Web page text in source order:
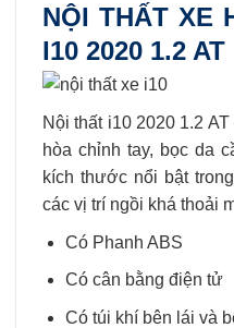
NỘI THẤT XE
I10 2020 1.2 AT
Nội thất i10 2020 1.2
hòa chỉnh tay, bọc da
kích thước nổi bật
các vị trí ngồi khá thoải
Có Phanh ABS
Có cân bằng điện tử
Có túi khí bên lái và